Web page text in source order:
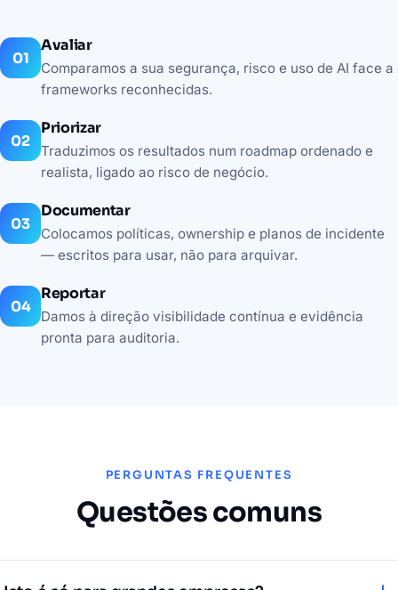
Avaliar
Comparamos a sua segurança, risco e uso de AI face a
frameworks reconhecidas.
Priorizar
Traduzimos os resultados num roadmap ordenado e
realista, ligado ao risco de negócio.
Documentar
Colocamos políticas, ownership e planos de incidente
— escritos para usar, não para arquivar.
Reportar
Damos à direção visibilidade contínua e evidência
pronta para auditoria.
PERGUNTAS FREQUENTES
Questões comuns